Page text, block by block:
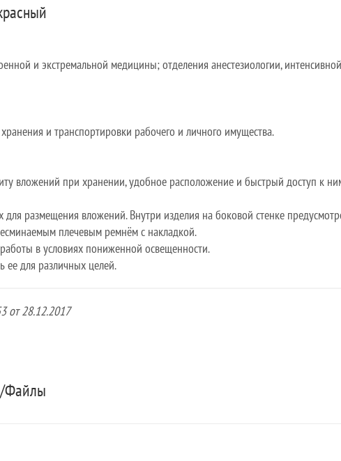
и экстремальной медицины; отделения анестезиологии,
и транспортировки рабочего и личного имущества.
вложений при хранении, удобное расположение и быстрый доступ к
размещения вложений. Внутри изделия на боковой стенке
плечевым ремнём с накладкой.
в условиях пониженной освещенности.
ее для различных целей.
от 28.12.2017
/Файлы